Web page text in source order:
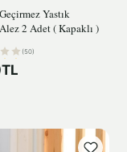
Yastık
2 Adet ( Kapaklı )
(50)